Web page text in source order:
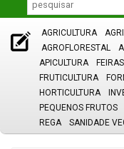
AGRICULTURA
AGROFLORESTAL
APICULTURA
FRUTICULTURA
HORTICULTURA
PEQUENOS FRUTOS
REGA
SANIDADE